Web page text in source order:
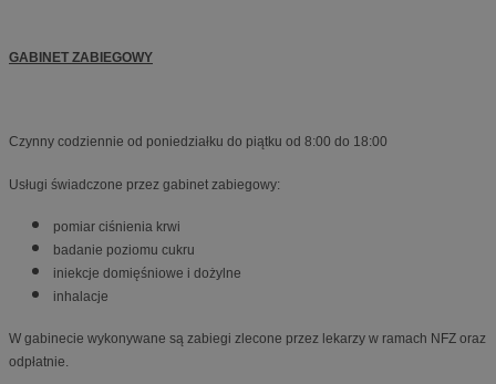
GABINET ZABIEGOWY
Czynny codziennie od poniedziałku do piątku od 8:00 do 18:00
Usługi świadczone przez gabinet zabiegowy:
pomiar ciśnienia krwi
badanie poziomu cukru
iniekcje domięśniowe i dożylne
inhalacje
W gabinecie wykonywane są zabiegi zlecone przez lekarzy w ramach NFZ oraz
odpłatnie.